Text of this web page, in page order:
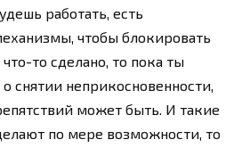
работать, есть
чтобы блокировать
то сделано, то пока ты
снятии неприкосновенности,
может быть. И такие
по мере возможности, то